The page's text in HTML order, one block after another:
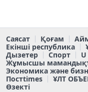
Саясат Қоғам
Екінші республика
Дызетер
Спорт
Жұмысшы
Экономика және
Постtimes
ҰЛТ
Өзекті